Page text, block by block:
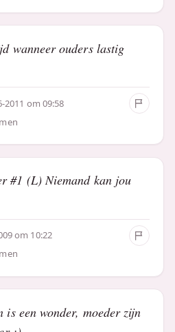
wanneer ouders lastig
2011 om 09:58
#1 (L) Niemand kan jou
om 10:22
is een wonder, moeder zijn